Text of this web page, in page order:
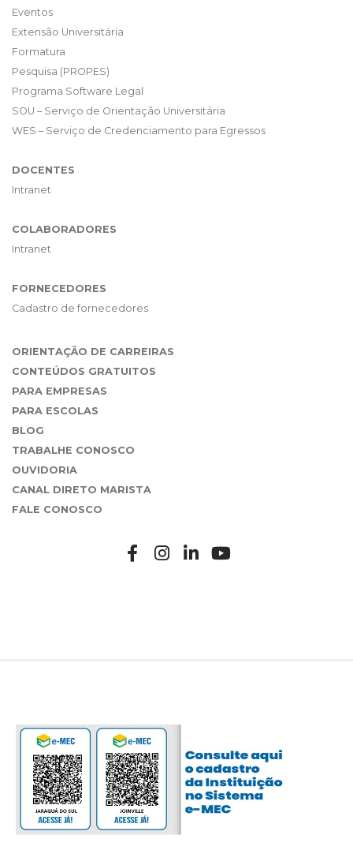
Eventos
Extensão Universitária
Formatura
Pesquisa (PROPES)
Programa Software Legal
SOU – Serviço de Orientação Universitária
WES – Serviço de Credenciamento para Egressos
DOCENTES
Intranet
COLABORADORES
Intranet
FORNECEDORES
Cadastro de fornecedores
ORIENTAÇÃO DE CARREIRAS
CONTEÚDOS GRATUITOS
PARA EMPRESAS
PARA ESCOLAS
BLOG
TRABALHE CONOSCO
OUVIDORIA
CANAL DIRETO MARISTA
FALE CONOSCO